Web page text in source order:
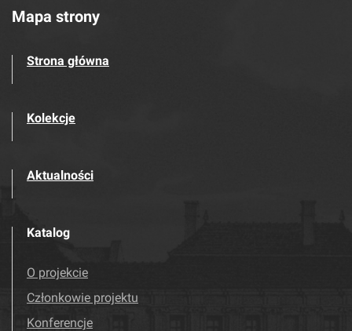
Mapa strony
Strona główna
Kolekcje
Aktualności
Katalog
O projekcie
Członkowie projektu
Konferencje